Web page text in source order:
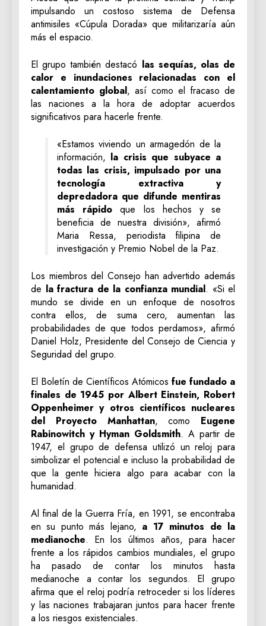
impulsando un costoso sistema de Defensa
antimisiles «Cúpula Dorada» que militarizaría aún
más el espacio.
El grupo también destacó las sequías, olas de
calor e inundaciones relacionadas con el
calentamiento global, así como el fracaso de
las naciones a la hora de adoptar acuerdos
significativos para hacerle frente.
«Estamos viviendo un armagedón de la
información, la crisis que subyace a
todas las crisis, impulsado por una
tecnología extractiva y
depredadora que difunde mentiras
más rápido que los hechos y se
beneficia de nuestra división», afirmó
Maria Ressa, periodista filipina de
investigación y Premio Nobel de la Paz.
Los miembros del Consejo han advertido además
de la fractura de la confianza mundial. «Si el
mundo se divide en un enfoque de nosotros
contra ellos, de suma cero, aumentan las
probabilidades de que todos perdamos», afirmó
Daniel Holz, Presidente del Consejo de Ciencia y
Seguridad del grupo.
El Boletín de Científicos Atómicos fue fundado a
finales de 1945 por Albert Einstein, Robert
Oppenheimer y otros científicos nucleares
del Proyecto Manhattan, como Eugene
Rabinowitch y Hyman Goldsmith. A partir de
1947, el grupo de defensa utilizó un reloj para
simbolizar el potencial e incluso la probabilidad de
que la gente hiciera algo para acabar con la
humanidad.
Al final de la Guerra Fría, en 1991, se encontraba
en su punto más lejano, a 17 minutos de la
medianoche. En los últimos años, para hacer
frente a los rápidos cambios mundiales, el grupo
ha pasado de contar los minutos hasta
medianoche a contar los segundos. El grupo
afirma que el reloj podría retroceder si los líderes
y las naciones trabajaran juntos para hacer frente
a los riesgos existenciales.